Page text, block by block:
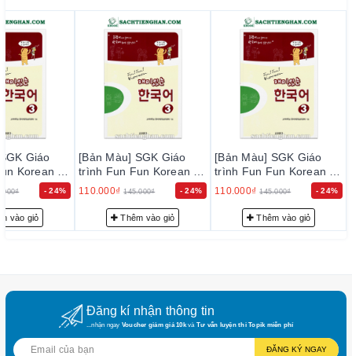
người tự học và giáo viên sử dụng trong lớp học.
5.Đối tượng phù hợp
Người mới bắt đầu học tiếng Hàn.
Người học muốn nâng cao kỹ năng giao tiếp.
Người chuẩn bị cho kỳ thi TOPIK cấp 1–4.
Giáo viên và trung tâm đào tạo tiếng Hàn.
- 24%
Giáo
Korean 3
vào giỏ
- 24%
[Bản Màu] SGK Giáo
trình Fun Fun Korean 3
- 재미 있는 한국어
110.000₫ 145.000₫
Thêm vào giỏ
- 24%
[Bản Màu] SGK Giáo
trình Fun Fun Korean 3
- 재미 있는 한국어
110.000₫ 145.000₫
Thêm vào giỏ
Đăng kí nhận thông tin
...nhận ngay Voucher giảm giá 10kvà Tư vấn luyện thi Topik miễn phí
ĐĂNG KÝ NGAY